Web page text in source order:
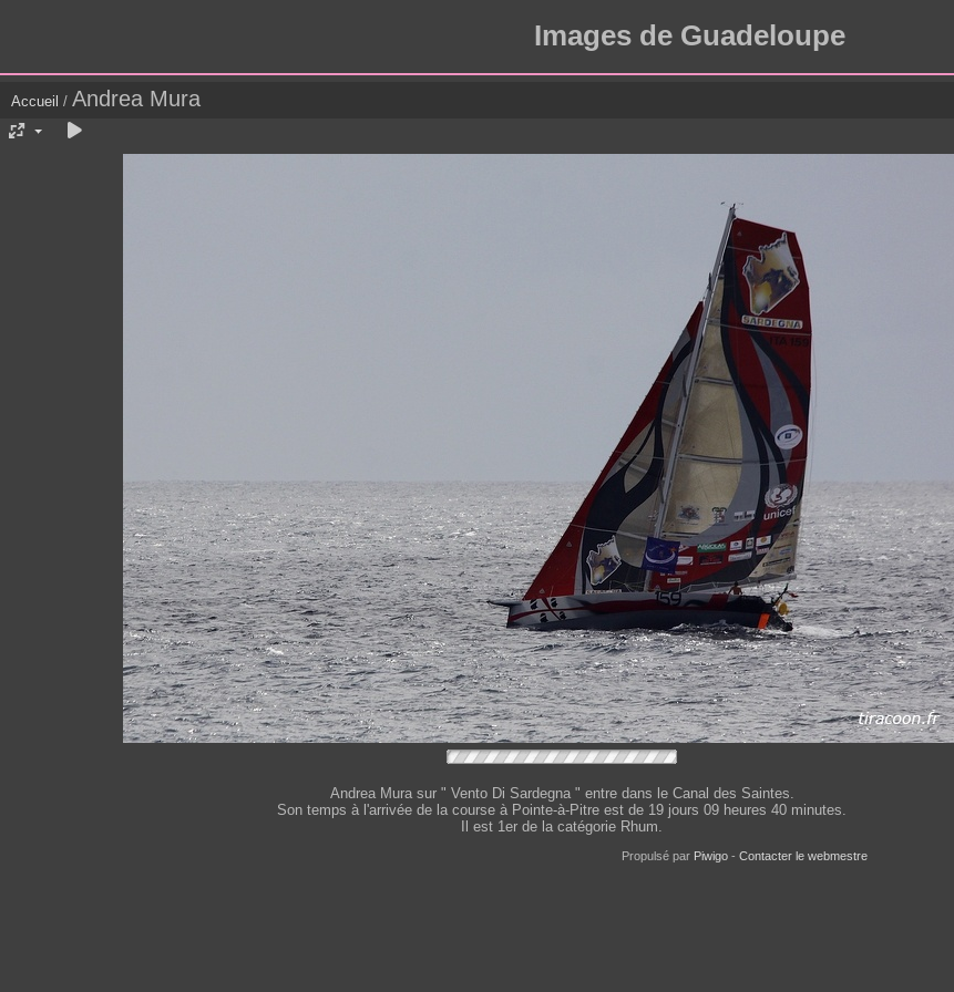
Images de Guadeloupe
Accueil / Andrea Mura
Andrea Mura sur " Vento Di Sardegna " entre dans le Canal des Saintes.
Son temps à l'arrivée de la course à Pointe-à-Pitre est de 19 jours 09 heures 40 minutes.
Il est 1er de la catégorie Rhum.
Propulsé par Piwigo - Contacter le webmestre